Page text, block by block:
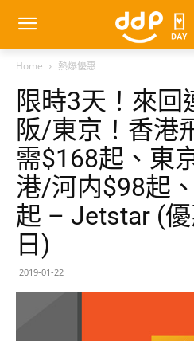
Home 熱爆優惠
限時3天！來回
阪/東京！香港
需$168起、東
港/河内$98起
起 – Jetstar (
日)
2019-01-22